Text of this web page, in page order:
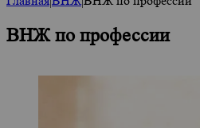
ВНЖ по профессии